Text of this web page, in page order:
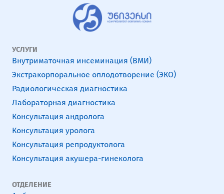
УСЛУГИ
Внутриматочная инсеминация (ВМИ)
Экстракорпоральное оплодотворение (ЭКО)
Радиологическая диагностика
Лабораторная диагностика
Консультация андролога
Консультация уролога
Консультация репродуктолога
Консультация акушера-гинеколога
ОТДЕЛЕНИЕ